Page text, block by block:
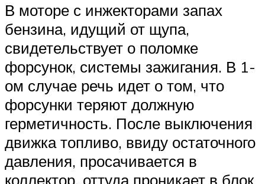
В моторе с инжекторами запах
бензина, идущий от щупа,
свидетельствует о поломке
форсунок, системы зажигания. В 1-
ом случае речь идет о том, что
форсунки теряют должную
герметичность. После выключения
движка топливо, ввиду остаточного
давления, просачивается в
коллектор, оттуда проникает в блок